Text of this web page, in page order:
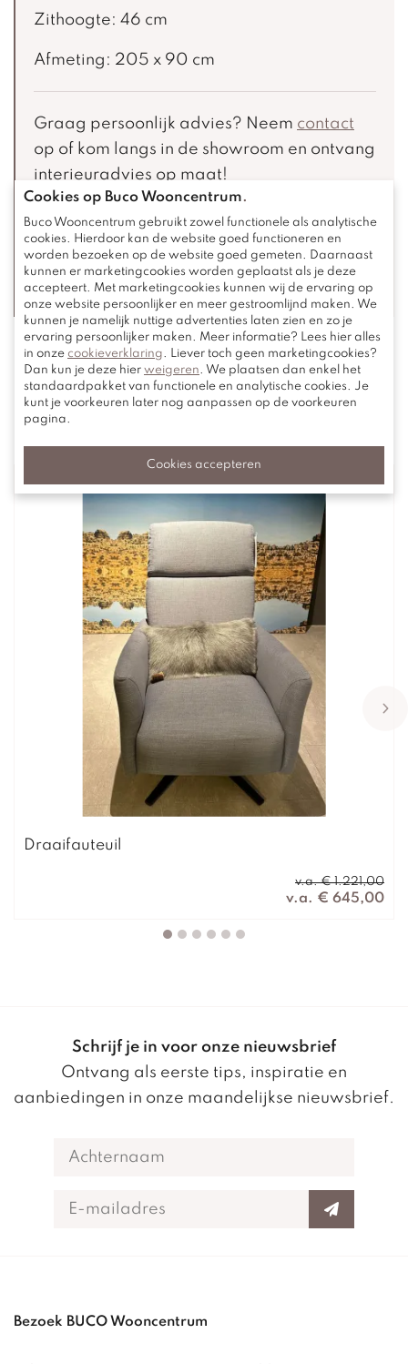
Zithoogte: 46 cm
Afmeting: 205 x 90 cm
Graag persoonlijk advies? Neem contact
op of kom langs in de showroom en ontvang
interieuradvies op maat!
Maak een afspraak
Magazine aanvragen
Bekijk deze ook eens
Draaifauteuil
v.a. € 1.221,00
v.a. € 645,00
Schrijf je in voor onze nieuwsbrief
Ontvang als eerste tips, inspiratie en
aanbiedingen in onze maandelijkse nieuwsbrief.
Bezoek BUCO Wooncentrum
Cookies op Buco Wooncentrum.
Buco Wooncentrum gebruikt zowel functionele als analytische
cookies. Hierdoor kan de website goed functioneren en
worden bezoeken op de website goed gemeten. Daarnaast
kunnen er marketingcookies worden geplaatst als je deze
accepteert. Met marketingcookies kunnen wij de ervaring op
onze website persoonlijker en meer gestroomlijnd maken. We
kunnen je namelijk nuttige advertenties laten zien en zo je
ervaring persoonlijker maken. Meer informatie? Lees hier alles
in onze cookieverklaring . Liever toch geen marketingcookies?
Dan kun je deze hier weigeren . We plaatsen dan enkel het
standaardpakket van functionele en analytische cookies. Je
kunt je voorkeuren later nog aanpassen op de voorkeuren
pagina.
Cookies accepteren